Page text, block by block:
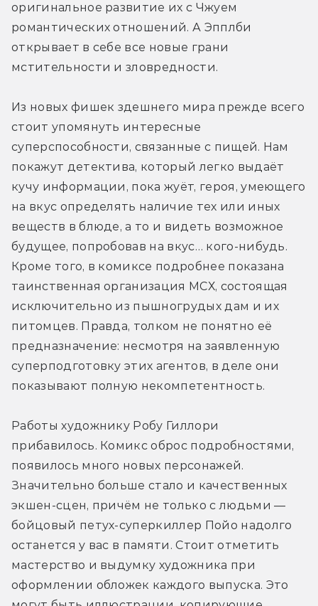
оригинальное развитие их с Чжуем
романтических отношений. А Эпплби
открывает в себе все новые грани
мстительности и зловредности.
Из новых фишек здешнего мира прежде всего
стоит упомянуть интересные
суперспособности, связанные с пищей. Нам
покажут детектива, который легко выдаёт
кучу информации, пока жуёт, героя, умеющего
на вкус определять наличие тех или иных
веществ в блюде, а то и видеть возможное
будущее, попробовав на вкус… кого-нибудь.
Кроме того, в комиксе подробнее показана
таинственная организация МСХ, состоящая
исключительно из пышногрудых дам и их
питомцев. Правда, толком не понятно её
предназначение: несмотря на заявленную
суперподготовку этих агентов, в деле они
показывают полную некомпетентность.
Работы художнику Робу Гиллори
прибавилось. Комикс оброс подробностями,
появилось много новых персонажей.
Значительно больше стало и качественных
экшен-сцен, причём не только с людьми —
бойцовый петух-суперкиллер Пойо надолго
останется у вас в памяти. Стоит отметить
мастерство и выдумку художника при
оформлении обложек каждого выпуска. Это